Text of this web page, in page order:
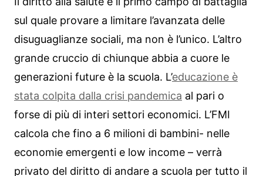
sul quale provare a limitare l’avanzata delle
disuguaglianze sociali, ma non è l’unico. L’altro
grande cruccio di chiunque abbia a cuore le
generazioni future è la scuola. L’educazione è
stata colpita dalla crisi pandemica al pari o
forse di più di interi settori economici. L’FMI
calcola che fino a 6 milioni di bambini- nelle
economie emergenti e low income – verrà
privato del diritto di andare a scuola per tutto il